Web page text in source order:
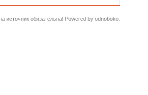
обязательна! Powered by odnoboko.